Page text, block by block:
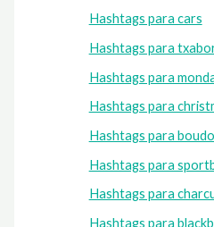
Hashtags para cars
Hashtags para
Hashtags para
Hashtags para
Hashtags para
Hashtags para
Hashtags para
Hashtags para